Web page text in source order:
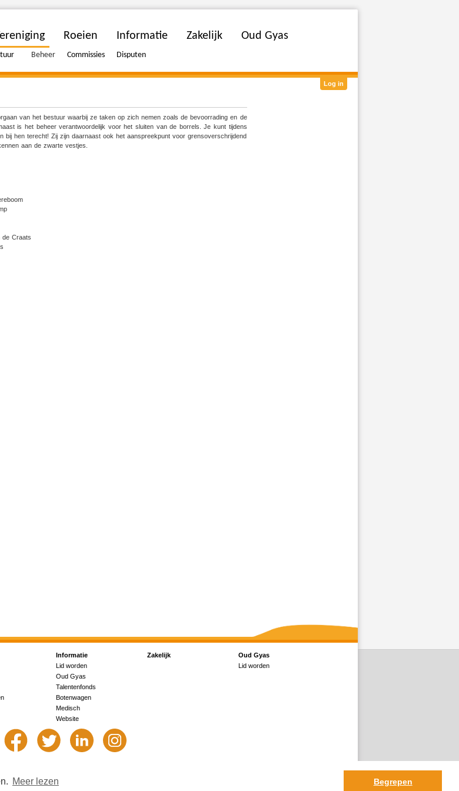
Meer lezen Begrepen
Beheer Commissies Disputen
Roeien Informatie Zakelijk Oud Gyas
Log in
van het bestuur waarbij ze taken op zich nemen zoals de bevoorrading en de
is het beheer verantwoordelijk voor het sluiten van de borrels. Je kunt tijdens
bij hen terecht! Zij zijn daarnaast ook het aanspreekpunt voor grensoverschrijdend
aan de zwarte vestjes.
de Craats
Informatie
Lid worden
Oud Gyas
Talentenfonds
Botenwagen
Medisch
Website
Zakelijk
Oud Gyas
Lid worden